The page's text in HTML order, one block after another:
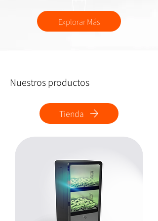
Explorar Más
Nuestros productos
Tienda